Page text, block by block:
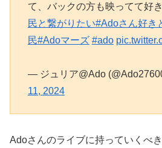
て、バックの方も映ってて好
民と繋がりたい#Adoさん好き
民#Adoマーズ #ado
— ジュリア@Ado
11, 2024
Adoさんのライブに持っていくべ